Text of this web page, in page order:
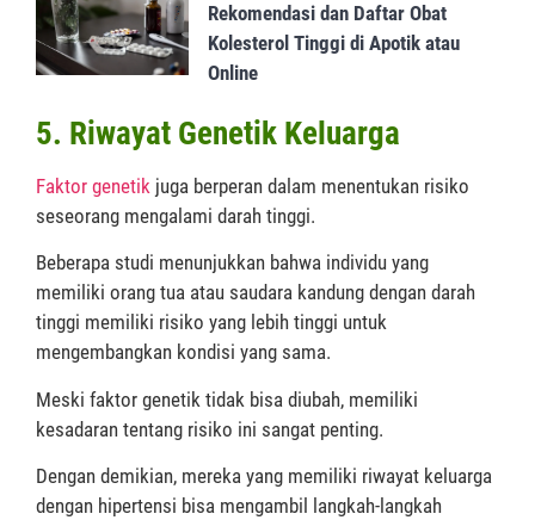
Rekomendasi dan Daftar Obat
Kolesterol Tinggi di Apotik atau
Online
5. Riwayat Genetik Keluarga
Faktor genetik juga berperan dalam menentukan risiko
seseorang mengalami darah tinggi.
Beberapa studi menunjukkan bahwa individu yang
memiliki orang tua atau saudara kandung dengan darah
tinggi memiliki risiko yang lebih tinggi untuk
mengembangkan kondisi yang sama.
Meski faktor genetik tidak bisa diubah, memiliki
kesadaran tentang risiko ini sangat penting.
Dengan demikian, mereka yang memiliki riwayat keluarga
dengan hipertensi bisa mengambil langkah-langkah